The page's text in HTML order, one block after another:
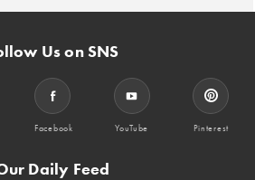
Us on SNS
Facebook YouTube Pinterest
Daily Feed